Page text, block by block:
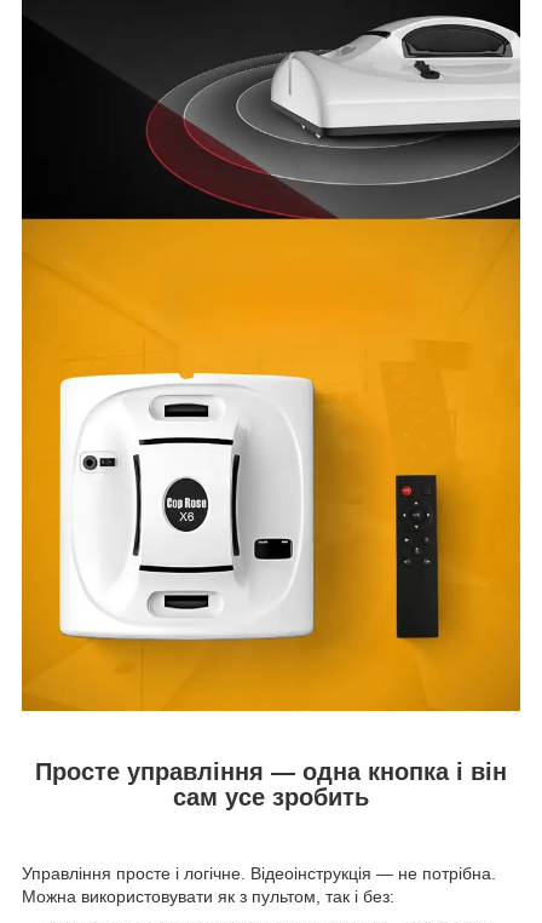
Просте управління — одна кнопка і він
сам усе зробить
Управління просте і логічне. Відеоінструкція — не потрібна.
Можна використовувати як з пультом, так і без: